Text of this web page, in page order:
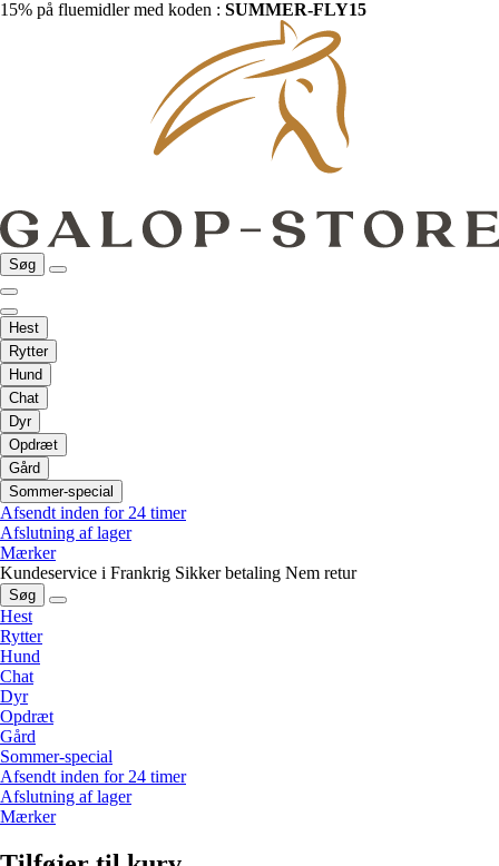
15% på fluemidler med koden : SUMMER-FLY15
Søg
Hest
Rytter
Hund
Chat
Dyr
Opdræt
Gård
Sommer-special
Afsendt inden for 24 timer
Afslutning af lager
Mærker
Kundeservice i Frankrig Sikker betaling Nem retur
Søg
Hest
Rytter
Hund
Chat
Dyr
Opdræt
Gård
Sommer-special
Afsendt inden for 24 timer
Afslutning af lager
Mærker